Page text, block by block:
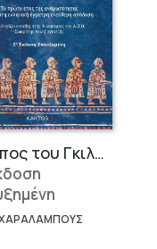
Το έπος του Γκιλγκαμές